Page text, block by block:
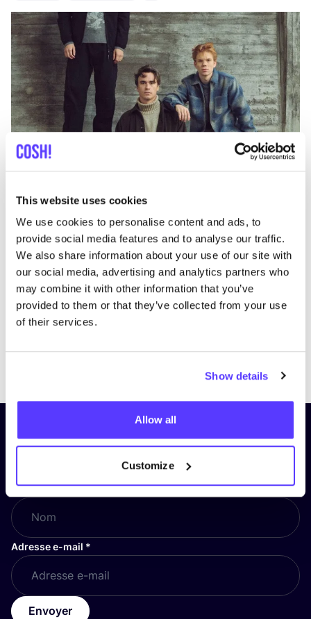
This website uses cookies
We use cookies to personalise content and ads, to
provide social media features and to analyse our traffic.
We also share information about your use of our site with
our social media, advertising and analytics partners who
may combine it with other information that you’ve
provided to them or that they’ve collected from your use
of their services.
Show details
Allow all
Customize
Inscrivez-vous à notre lettre
d’information et restez informé !
Nom*
Adresse e-mail *
Envoyer